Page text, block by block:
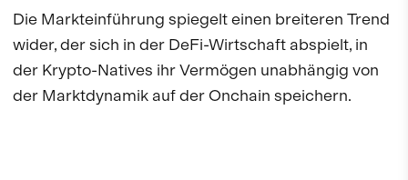
Die Markteinführung spiegelt einen breiteren Trend
wider, der sich in der DeFi-Wirtschaft abspielt, in
der Krypto-Natives ihr Vermögen unabhängig von
der Marktdynamik auf der Onchain speichern.